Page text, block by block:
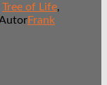
Tree of Life,
Frank